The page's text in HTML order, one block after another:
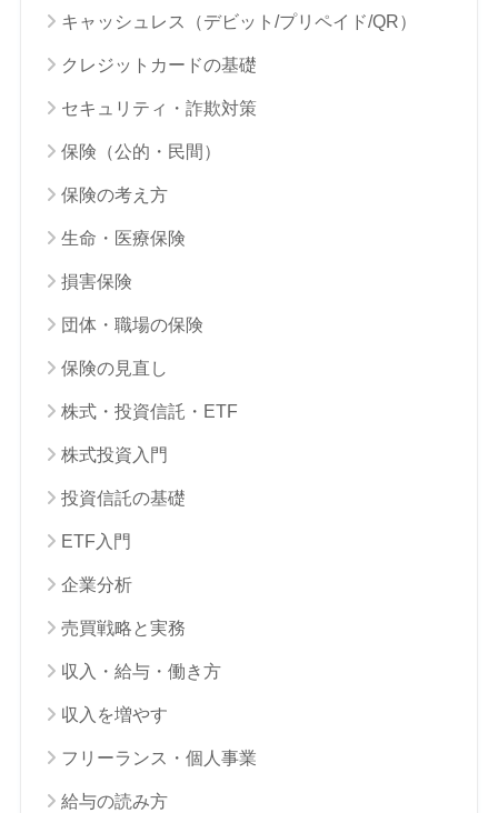
キャッシュレス（デビット/プリペイド/QR）
クレジットカードの基礎
セキュリティ・詐欺対策
保険（公的・民間）
保険の考え方
生命・医療保険
損害保険
団体・職場の保険
保険の見直し
株式・投資信託・ETF
株式投資入門
投資信託の基礎
ETF入門
企業分析
売買戦略と実務
収入・給与・働き方
収入を増やす
フリーランス・個人事業
給与の読み方